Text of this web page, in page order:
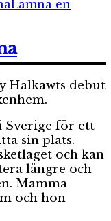
Lämna en
Halkawts debut
Sverige för ett
sin plats.
och kan
längre och
Mamma
och hon